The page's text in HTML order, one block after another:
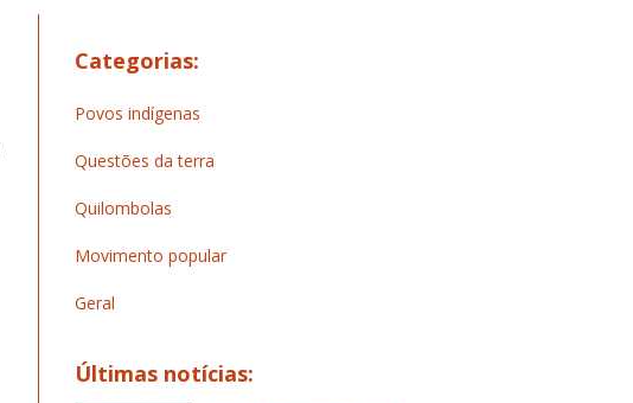
Categorias:
Povos indígenas
Questões da terra
Quilombolas
Movimento popular
Geral
Últimas notícias: